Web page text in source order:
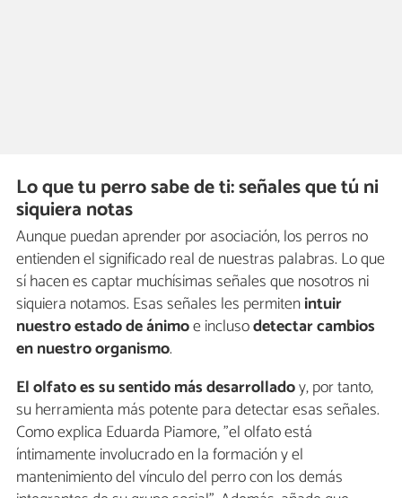
Lo que tu perro sabe de ti: señales que tú ni
siquiera notas
Aunque puedan aprender por asociación, los perros no
entienden el significado real de nuestras palabras. Lo que
sí hacen es captar muchísimas señales que nosotros ni
siquiera notamos. Esas señales les permitenintuir
nuestro estado de ánimoe inclusodetectar cambios
en nuestro organismo.
El olfato es su sentido más desarrolladoy, por tanto,
su herramienta más potente para detectar esas señales.
Como explica Eduarda Piamore, "el olfato está
íntimamente involucrado en la formación y el
mantenimiento del vínculo del perro con los demás